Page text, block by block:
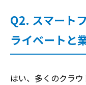
Q2. スマート
ライベートと
はい、多くのクラウ